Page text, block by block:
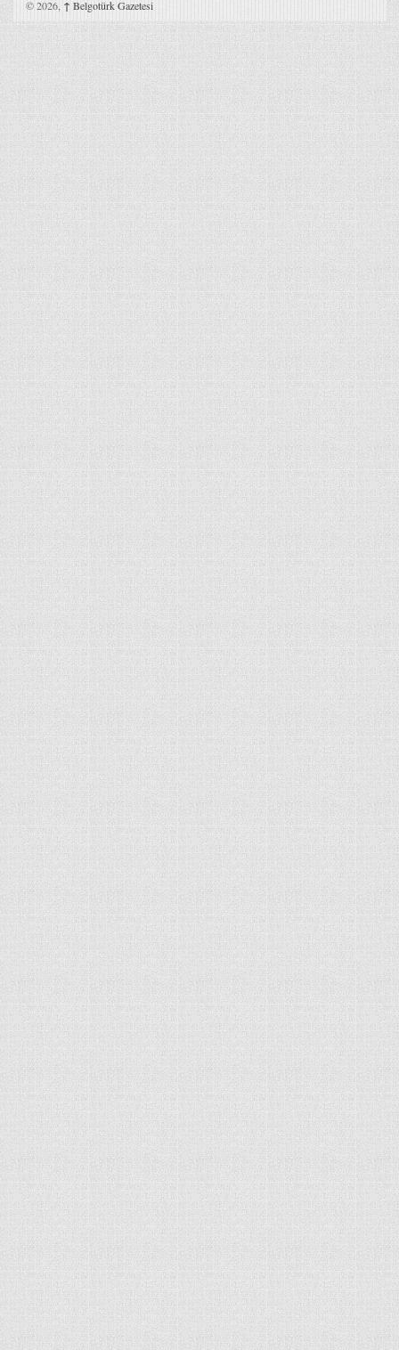
© 2026, ↑ Belgotürk Gazetesi